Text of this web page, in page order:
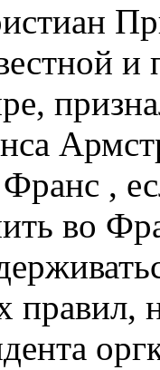
и
,
во
правил,